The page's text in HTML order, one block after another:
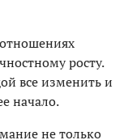
отношениях
росту.
все изменить и
начало.
не только